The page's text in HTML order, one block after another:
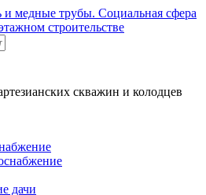
и медные трубы. Социальная сфера
строительстве
скважин и колодцев
дачи